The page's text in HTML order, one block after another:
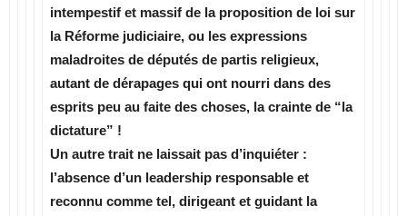
intempestif et massif de la proposition de loi sur
la Réforme judiciaire, ou les expressions
maladroites de députés de partis religieux,
autant de dérapages qui ont nourri dans des
esprits peu au faite des choses, la crainte de “la
dictature” !
Un autre trait ne laissait pas d’inquiéter :
l’absence d’un leadership responsable et
reconnu comme tel, dirigeant et guidant la